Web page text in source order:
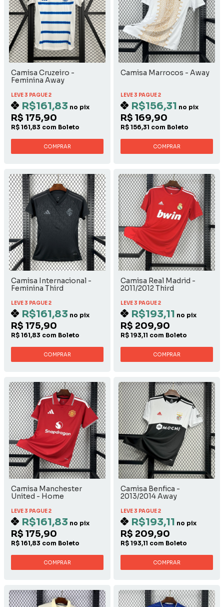
Camisa Cruzeiro -
Feminina Away
LEVE 3 PAGUE 2
R$161,83 no pix
R$ 175,90
R$ 161,83 com Boleto
COMPRAR
Camisa Marrocos - Away
LEVE 3 PAGUE 2
R$156,31 no pix
R$ 169,90
R$ 156,31 com Boleto
COMPRAR
Camisa Internacional -
Feminina Third
LEVE 3 PAGUE 2
R$161,83 no pix
R$ 175,90
R$ 161,83 com Boleto
COMPRAR
Camisa Real Madrid -
2011/2012 Third
LEVE 3 PAGUE 2
R$193,11 no pix
R$ 209,90
R$ 193,11 com Boleto
COMPRAR
Camisa Manchester
United - Home
LEVE 3 PAGUE 2
R$161,83 no pix
R$ 175,90
R$ 161,83 com Boleto
COMPRAR
Camisa Benfica -
2013/2014 Away
LEVE 3 PAGUE 2
R$193,11 no pix
R$ 209,90
R$ 193,11 com Boleto
COMPRAR